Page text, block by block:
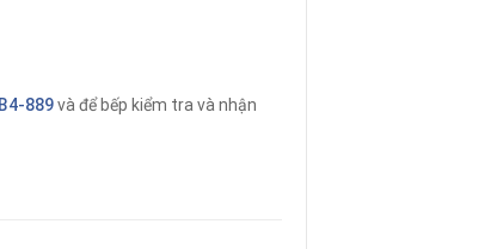
889và để bếp kiểm tra và nhận